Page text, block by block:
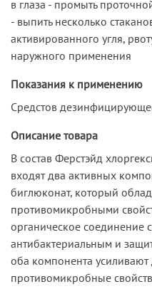
в глаза - промыть
- выпить несколько
активированного угля,
наружного применения
Показания к применению
Средстов
Описание товара
В состав Ферстэйд
входят два активных
биглюконат, который
противомикробными
органическое соединение
антибактериальным и
оба компонента
противомикробные